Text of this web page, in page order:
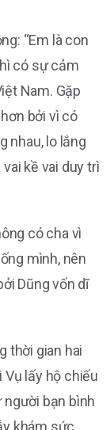
“Em là con
có sự cảm
Nam. Gặp
bởi vì có
nhau, lo lắng
kề vai duy trì
có cha vì
mình, nên
Dũng vốn dĩ
thời gian hai
Vụ lấy hộ chiếu
người bạn bình
khám sức